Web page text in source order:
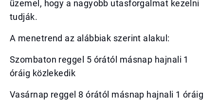
üzemel, hogy a nagyobb utasforgalmat kezelni
tudják.
A menetrend az alábbiak szerint alakul:
Szombaton reggel 5 órától másnap hajnali 1
óráig közlekedik
Vasárnap reggel 8 órától másnap hajnali 1 óráig